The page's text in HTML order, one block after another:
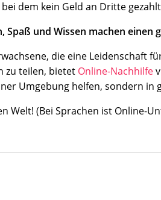
dem kein Geld an Dritte
und Wissen machen einen
die eine Leidenschaft
zu teilen, bietet Online-Nachhilfe
Umgebung helfen, sondern in
Welt! (Bei Sprachen ist Online-